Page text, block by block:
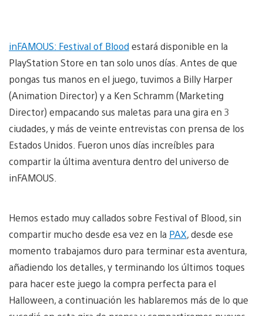
inFAMOUS: Festival of Blood estará disponible en la
PlayStation Store en tan solo unos días. Antes de que
pongas tus manos en el juego, tuvimos a Billy Harper
(Animation Director) y a Ken Schramm (Marketing
Director) empacando sus maletas para una gira en 3
ciudades, y más de veinte entrevistas con prensa de los
Estados Unidos. Fueron unos días increíbles para
compartir la última aventura dentro del universo de
inFAMOUS.
Hemos estado muy callados sobre Festival of Blood, sin
compartir mucho desde esa vez en la PAX, desde ese
momento trabajamos duro para terminar esta aventura,
añadiendo los detalles, y terminando los últimos toques
para hacer este juego la compra perfecta para el
Halloween, a continuación les hablaremos más de lo que